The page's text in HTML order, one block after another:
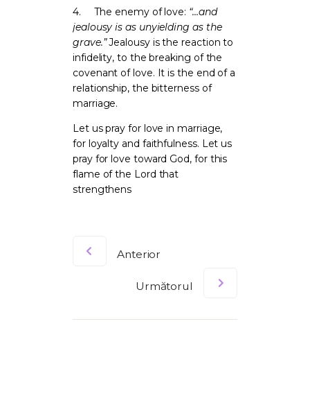
4.
The enemy of love: “…and
jealousy is as unyielding as the
grave.”Jealousy is the reaction to
infidelity, to the breaking of the
covenant of love. It is the end of a
relationship, the bitterness of
marriage.
Let us pray for love in marriage,
for loyalty and faithfulness. Let us
pray for love toward God, for this
flame of the Lord that
strengthens
Anterior
Următorul